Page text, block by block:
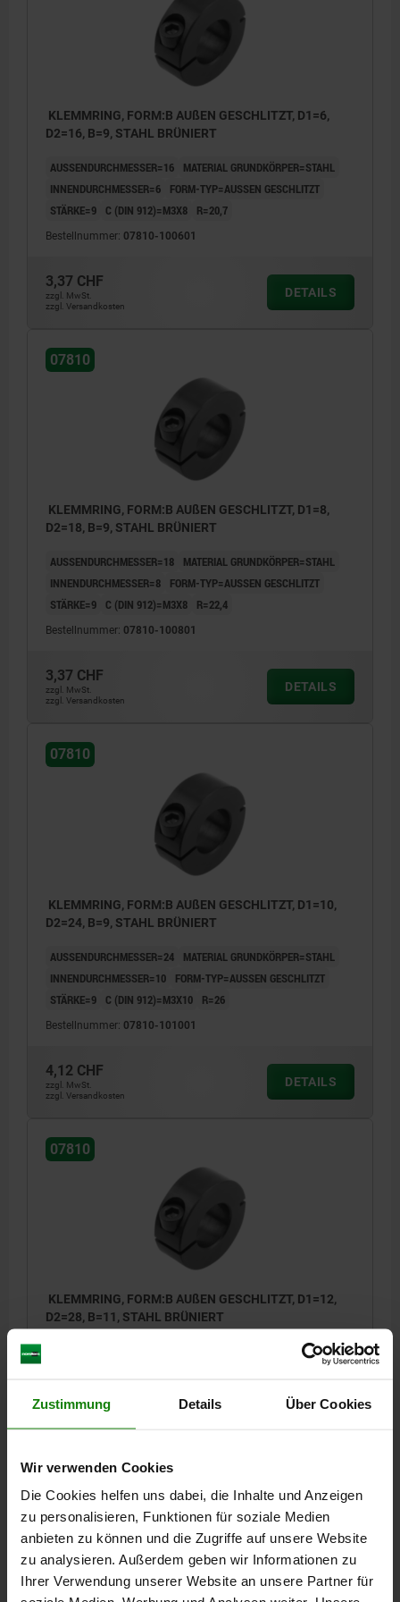
Zustimmung Details Über Cookies
Wir verwenden Cookies
Die Cookies helfen uns dabei, die Inhalte und Anzeigen
zu personalisieren, Funktionen für soziale Medien
anbieten zu können und die Zugriffe auf unsere Website
zu analysieren. Außerdem geben wir Informationen zu
Ihrer Verwendung unserer Website an unsere Partner für
KLEMMRING, FORM:B AUßEN GESCHLITZT, D1=6,
D2=16, B=9, STAHL BRÜNIERT
AUSSENDURCHMESSER=16
MATERIAL GRUNDKÖRPER=STAHL
INNENDURCHMESSER=6
FORM-TYP=AUSSEN GESCHLITZT
STÄRKE=9
C (DIN 912)=M3X8 R=20,7
Bestellnummer: 07810-100601
3,37 CHF
zzgl. MwSt.
zzgl. Versandkosten
DETAILS
07810
KLEMMRING, FORM:B AUßEN GESCHLITZT, D1=8,
D2=18, B=9, STAHL BRÜNIERT
AUSSENDURCHMESSER=18
MATERIAL GRUNDKÖRPER=STAHL
INNENDURCHMESSER=8
FORM-TYP=AUSSEN GESCHLITZT
STÄRKE=9
C (DIN 912)=M3X8 R=22,4
Bestellnummer: 07810-100801
3,37 CHF
zzgl. MwSt.
zzgl. Versandkosten
DETAILS
07810
KLEMMRING, FORM:B AUßEN GESCHLITZT, D1=10,
D2=24, B=9, STAHL BRÜNIERT
AUSSENDURCHMESSER=24
MATERIAL GRUNDKÖRPER=STAHL
INNENDURCHMESSER=10
FORM-TYP=AUSSEN GESCHLITZT
STÄRKE=9
C (DIN 912)=M3X10 R=26
Bestellnummer: 07810-101001
4,12 CHF
zzgl. MwSt.
zzgl. Versandkosten
DETAILS
07810
KLEMMRING, FORM:B AUßEN GESCHLITZT, D1=12,
D2=28, B=11, STAHL BRÜNIERT
MATERIAL GRUNDKÖRPER=STAHL
4,62 CHF
zzgl. Versandkosten
07810